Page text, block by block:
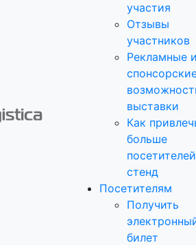
участия
Отзывы
участников
Рекламные
выставки
Как
больше
стенд
Посетителям
Получить
билет